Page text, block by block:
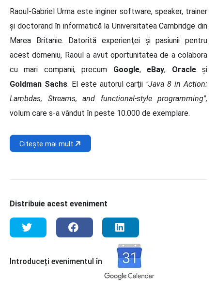
Raoul-Gabriel Urma este inginer software, speaker, trainer
şi doctorand în informatică la Universitatea Cambridge din
Marea Britanie. Datorită experienţei şi pasiunii pentru
acest domeniu, Raoul a avut oportunitatea de a colabora
cu mari companii, precum Google,eBay, Oracleşi
Goldman Sachs. El este autorul carţii "Java 8 in Action:
Lambdas, Streams, and functional-style programming",
volum care s-a vândut în peste 10.000 de exemplare.
Citește mai mult
Distribuie acest eveniment
Introduceți evenimentul în